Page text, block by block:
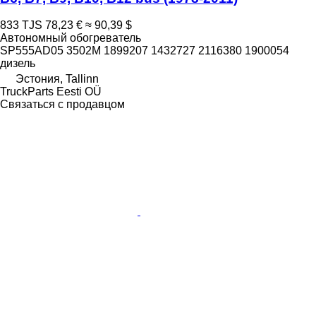
833 TJS 78,23 € ≈ 90,39 $
Автономный обогреватель
SP555AD05 3502M 1899207 1432727 2116380 1900054
дизель
Эстония, Tallinn
TruckParts Eesti OÜ
Связаться с продавцом